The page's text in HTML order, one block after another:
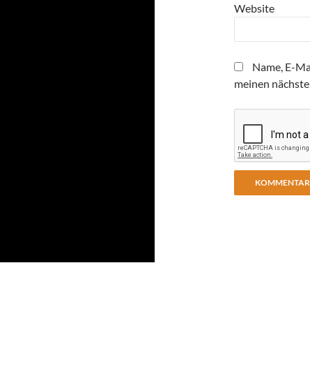
Website
Name, E-
meinen